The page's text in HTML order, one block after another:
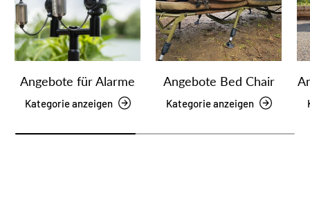
Angebote für Alarme
Kategorie anzeigen
Angebote Bed Chair
Kategorie anzeigen